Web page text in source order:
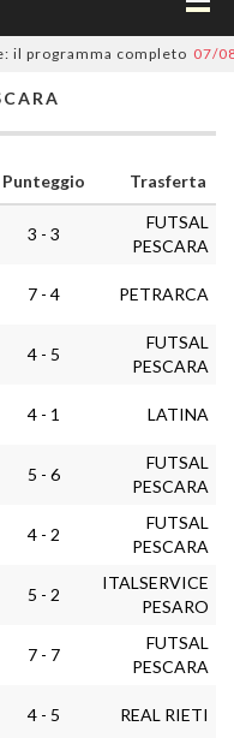
completo 07/08/
Punteggio
Trasferta
3 - 3
FUTSAL
PESCARA
7 - 4 PETRARCA
4 - 5
FUTSAL
PESCARA
4 - 1 LATINA
5 - 6
FUTSAL
PESCARA
4 - 2
FUTSAL
PESCARA
5 - 2
ITALSERVICE
PESARO
7 - 7
FUTSAL
PESCARA
4 - 5 REAL RIETI